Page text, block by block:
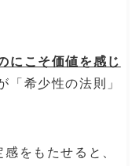
にこそ価値を感じ
「希少性の法則」
をもたせると、